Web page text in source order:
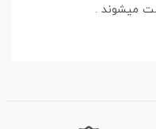
ميشوند .